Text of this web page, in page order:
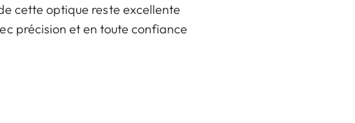
cette optique reste excellente
précision et en toute confiance